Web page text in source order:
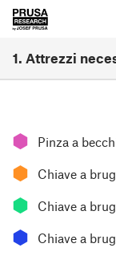
1. Attrezzi
⬢ Pinza a
⬢ Chiave a
⬢ Chiave a
⬢ Chiave a